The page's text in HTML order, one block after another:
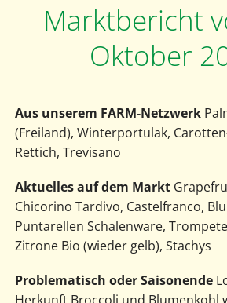
Marktbericht
Oktober
Aus unserem FARM-Netzwerk
(Freiland), Winterportulak,
Rettich, Trevisano
Aktuelles auf dem Markt
Chicorino Tardivo, Castelfranco,
Puntarellen Schalenware,
Zitrone Bio (wieder gelb), Stachys
Problematisch oder Saisonende